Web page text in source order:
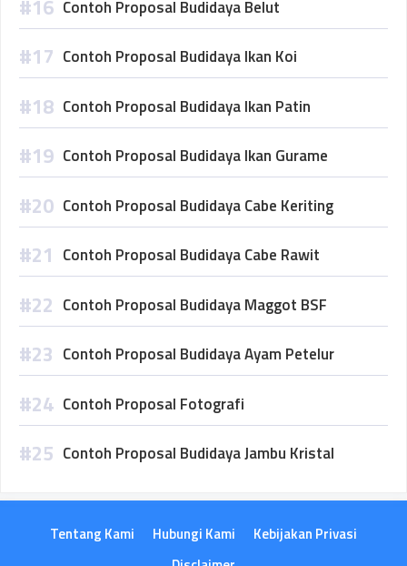
Contoh Proposal Budidaya Belut
Contoh Proposal Budidaya Ikan Koi
Contoh Proposal Budidaya Ikan Patin
Contoh Proposal Budidaya Ikan Gurame
Contoh Proposal Budidaya Cabe Keriting
Contoh Proposal Budidaya Cabe Rawit
Contoh Proposal Budidaya Maggot BSF
Contoh Proposal Budidaya Ayam Petelur
Contoh Proposal Fotografi
Contoh Proposal Budidaya Jambu Kristal
Tentang Kami Hubungi Kami
Kebijakan Privasi